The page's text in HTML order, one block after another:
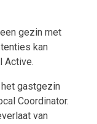
gezin met
kan
Active.
gastgezin
Coordinator.
van